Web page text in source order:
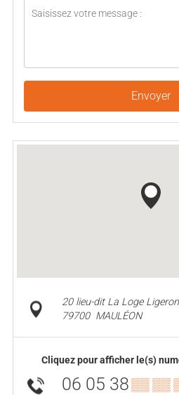
Envoyer
20 lieu-dit La Loge Ligeron
79700 MAULÉON
Cliquez pour afficher le(s)
06 05 38▒▒ ▒▒